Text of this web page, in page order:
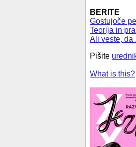
BERITE
Gostujoče
Teorija in
Ali veste, da
Pišite
What is this?